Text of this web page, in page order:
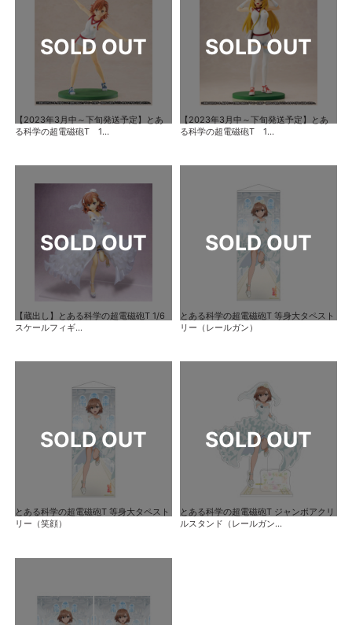
【2023年3月中～下旬発送予定】とあ
る科学の超電磁砲T 1...
【2023年3月中～下旬発送予定】とあ
る科学の超電磁砲T 1...
【蔵出し】とある科学の超電磁砲T 1/6
スケールフィギ...
とある科学の超電磁砲T 等身大タペスト
リー（レールガン）
とある科学の超電磁砲T 等身大タペスト
リー（笑顔）
とある科学の超電磁砲T ジャンボアクリ
ルスタンド（レールガン...